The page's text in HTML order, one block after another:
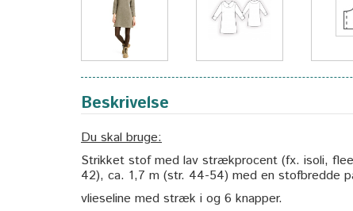
Beskrivelse
Du skal bruge:
Strikket stof med lav strækprocent (fx. isoli,
42), ca. 1,7 m (str. 44-54) med en stofbredde
vlieseline med stræk i og 6 knapper.